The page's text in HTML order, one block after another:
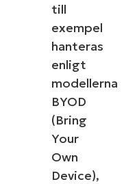
till
exempel
hanteras
enligt
modellerna
BYOD
(Bring
Your
Own
Device),